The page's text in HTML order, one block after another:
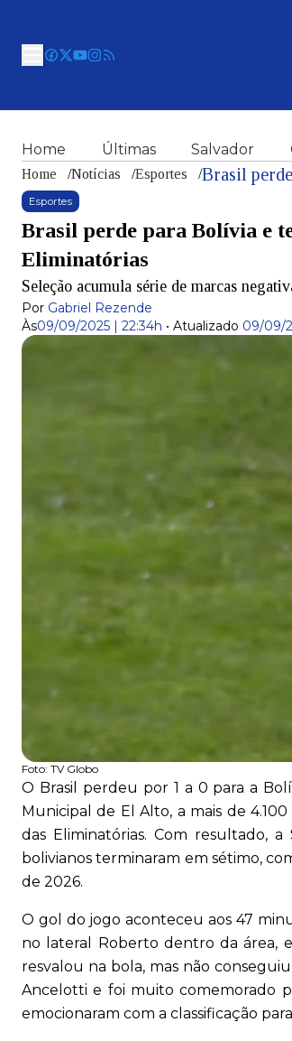
Home Últimas Salvador
Home /Notícias /Esportes /
Esportes
Brasil perde para Bolívia e
Eliminatórias
Seleção acumula série de marcas
Por Gabriel Rezende
Às09/09/2025 | 22:34h • Atualizado 09/09/
Foto: TV Globo
O Brasil perdeu por 1 a 0 para a
Municipal de El Alto, a mais de
das Eliminatórias. Com resultado,
bolivianos terminaram em sétimo,
de 2026.
O gol do jogo aconteceu aos 47
no lateral Roberto dentro da área,
resvalou na bola, mas não
Ancelotti e foi muito comemorado
emocionaram com a classificação